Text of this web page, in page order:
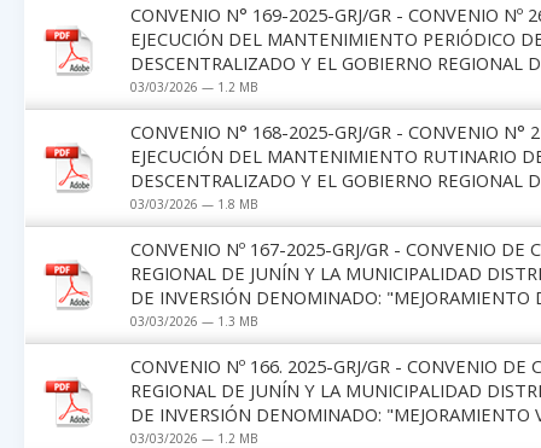
CONVENIO N° 169-2025-GRJ/GR - CONVENIO
EJECUCIÓN DEL MANTENIMIENTO PERIÓDICO
DESCENTRALIZADO Y EL GOBIERNO REGIONAL
03/03/2026 — 1.2 MB
CONVENIO N° 168-2025-GRJ/GR - CONVENIO
EJECUCIÓN DEL MANTENIMIENTO RUTINARIO
DESCENTRALIZADO Y EL GOBIERNO REGIONAL
03/03/2026 — 1.8 MB
CONVENIO Nº 167-2025-GRJ/GR - CONVENIO DE
REGIONAL DE JUNÍN Y LA MUNICIPALIDAD
DE INVERSIÓN DENOMINADO: "MEJORAMIENTO
03/03/2026 — 1.3 MB
CONVENIO Nº 166. 2025-GRJ/GR - CONVENIO
REGIONAL DE JUNÍN Y LA MUNICIPALIDAD
DE INVERSIÓN DENOMINADO: "MEJORAMIENTO
03/03/2026 — 1.2 MB